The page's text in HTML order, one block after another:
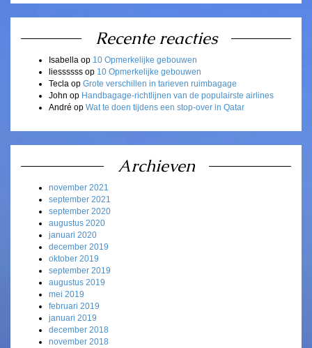
Recente reacties
Isabella op 10 Opmerkelijke gebouwen
liessssss op 10 Opmerkelijke gebouwen
Tecla op Grote verschillen in tarieven ruimbagage
John op Handbagage-richtlijnen van de populairste airlines
André op Wat te doen tijdens een stop-over in Qatar
Archieven
november 2021
september 2021
september 2020
augustus 2020
januari 2020
december 2019
oktober 2019
september 2019
augustus 2019
mei 2019
februari 2019
januari 2019
december 2018
november 2018